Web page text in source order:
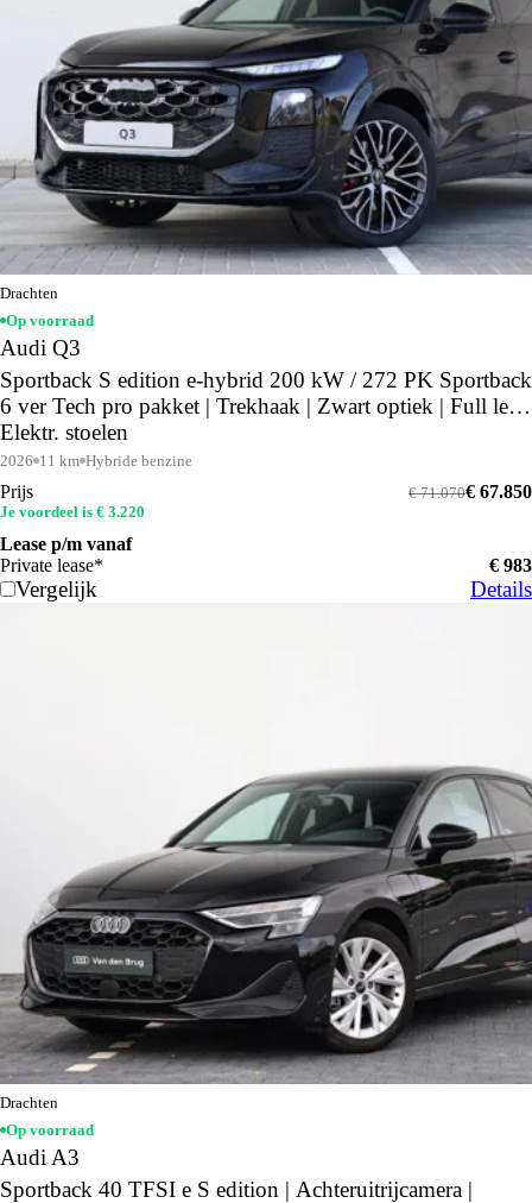
Drachten
Op voorraad
Audi Q3
Sportback S edition e-hybrid 200 kW / 272 PK Sportback
6 ver Tech pro pakket | Trekhaak | Zwart optiek | Full led |
Elektr. stoelen
2026 11 km Hybride benzine
Prijs € 67.850
€ 71.070
Je voordeel is € 3.220
Lease p/m vanaf
Private lease*
€ 983
Vergelijk Details
Drachten
Op voorraad
Audi A3
Sportback 40 TFSI e S edition | Achteruitrijcamera |